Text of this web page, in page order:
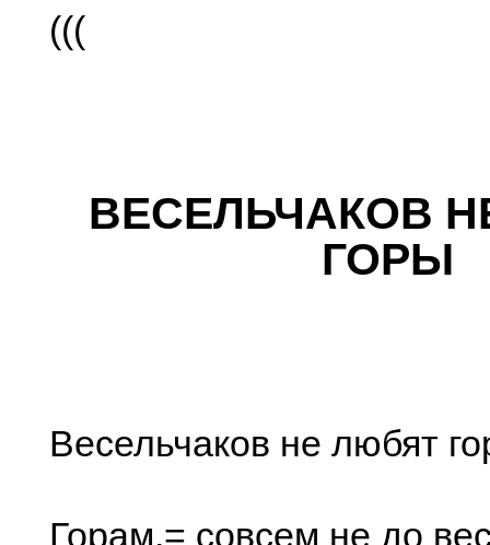
(((
ВЕСЕЛЬЧАКОВ
ГОРЫ
Весельчаков не любят
Горам,= совсем не до